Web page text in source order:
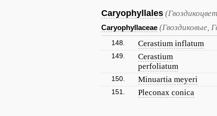
Caryophyllales
Caryophyllaceae (Гвоздиковые,
148. Cerastium inflatum
149.
Cerastium
perfoliatum
150. Minuartia meyeri
151. Pleconax conica